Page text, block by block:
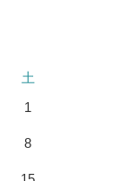
土
1
8